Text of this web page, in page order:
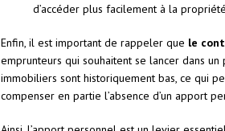
d’accéder plus facilement à la
Enfin, il est important de rappeler que le
emprunteurs qui souhaitent se lancer dans
immobiliers sont historiquement bas, ce qui
compenser en partie l’absence d’un apport